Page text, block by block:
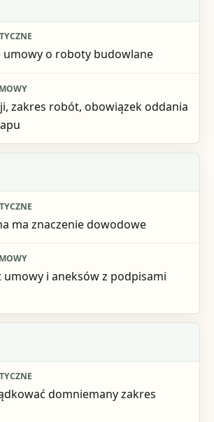
umowy o roboty budowlane
zakres robót, obowiązek oddania
ma znaczenie dowodowe
umowy i aneksów z podpisami
domniemany zakres